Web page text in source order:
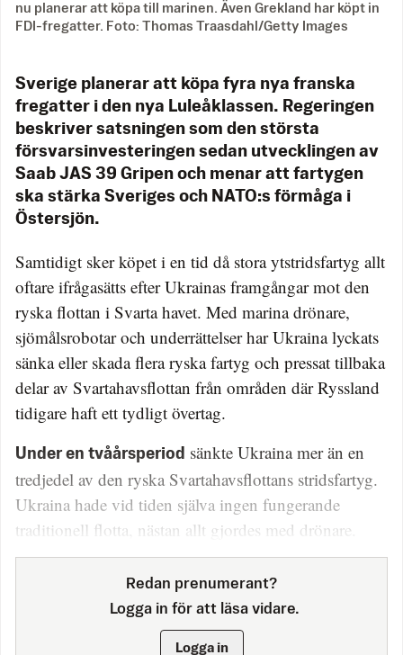
nu planerar att köpa till marinen. Även Grekland har köpt in
FDI-fregatter. Foto: Thomas Traasdahl/Getty Images
Sverige planerar att köpa fyra nya franska
fregatter i den nya Luleåklassen. Regeringen
beskriver satsningen som den största
försvarsinvesteringen sedan utvecklingen av
Saab JAS 39 Gripen och menar att fartygen
ska stärka Sveriges och NATO:s förmåga i
Östersjön.
Samtidigt sker köpet i en tid då stora ytstridsfartyg allt
oftare ifrågasätts efter Ukrainas framgångar mot den
ryska flottan i Svarta havet. Med marina drönare,
sjömålsrobotar och underrättelser har Ukraina lyckats
sänka eller skada flera ryska fartyg och pressat tillbaka
delar av Svartahavsflottan från områden där Ryssland
tidigare haft ett tydligt övertag.
Under en tvåårsperiod sänkte Ukraina mer än en
tredjedel av den ryska Svartahavsflottans stridsfartyg.
Ukraina hade vid tiden själva ingen fungerande
traditionell flotta, nästan allt gjordes med drönare.
Redan prenumerant?
Logga in för att läsa vidare.
Logga in